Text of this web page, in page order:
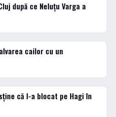
după ce Neluțu Varga a
cailor cu un
că l-a blocat pe Hagi în